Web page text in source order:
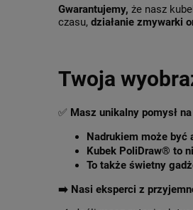
Gwarantujemy, że nasz
czasu, działanie zmywarki
Twoja
✅ Masz unikalny pomysł
Nadrukiem może być
Kubek PoliDraw® to
To także świetny
➡️ Nasi eksperci z